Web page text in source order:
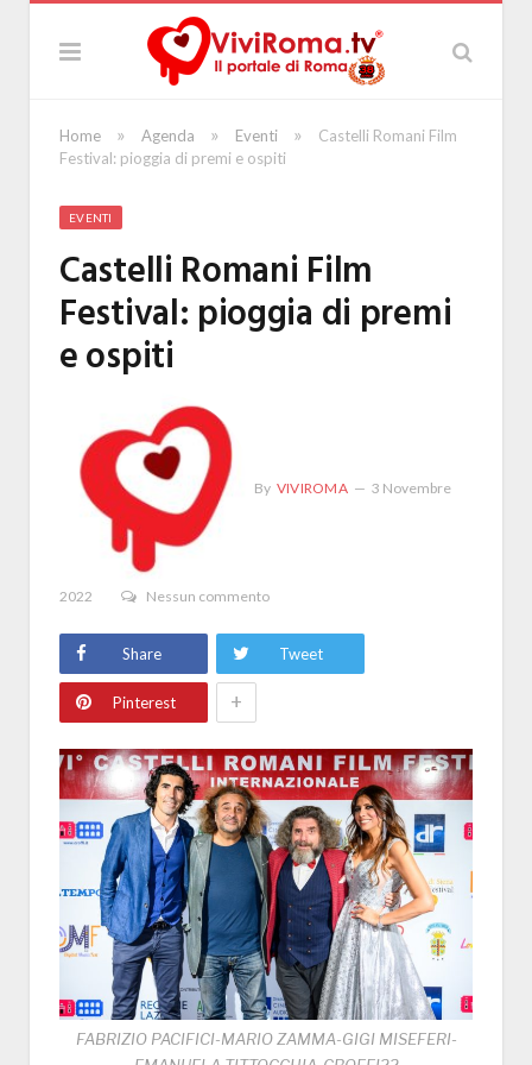
Home » Agenda » Eventi »
Castelli Romani Film
Festival: pioggia di premi e ospiti
EVENTI
Castelli Romani Film
Festival: pioggia di premi
e ospiti
By VIVIROMA 3 Novembre
2022 Nessun commento
Share Tweet
Pinterest +
FABRIZIO PACIFICI-MARIO ZAMMA-GIGI MISEFERI-